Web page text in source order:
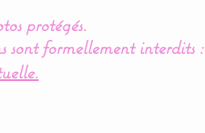
protégés.
formellement interdits :